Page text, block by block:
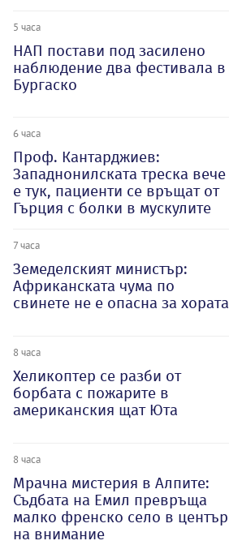
5 часа
НАП постави под засилено
наблюдение два фестивала в
Бургаско
6 часа
Проф. Кантарджиев:
Западнонилската треска вече
е тук, пациенти се връщат от
Гърция с болки в мускулите
7 часа
Земеделският министър:
Африканската чума по
свинете не е опасна за хората
8 часа
Хеликоптер се разби от
борбата с пожарите в
американския щат Юта
8 часа
Мрачна мистерия в Алпите:
Съдбата на Емил превръща
малко френско село в център
на внимание